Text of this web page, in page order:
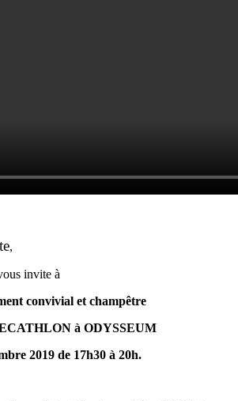
,
invite à
convivial et champêtre
à ODYSSEUM
2019 de 17h30 à 20h.